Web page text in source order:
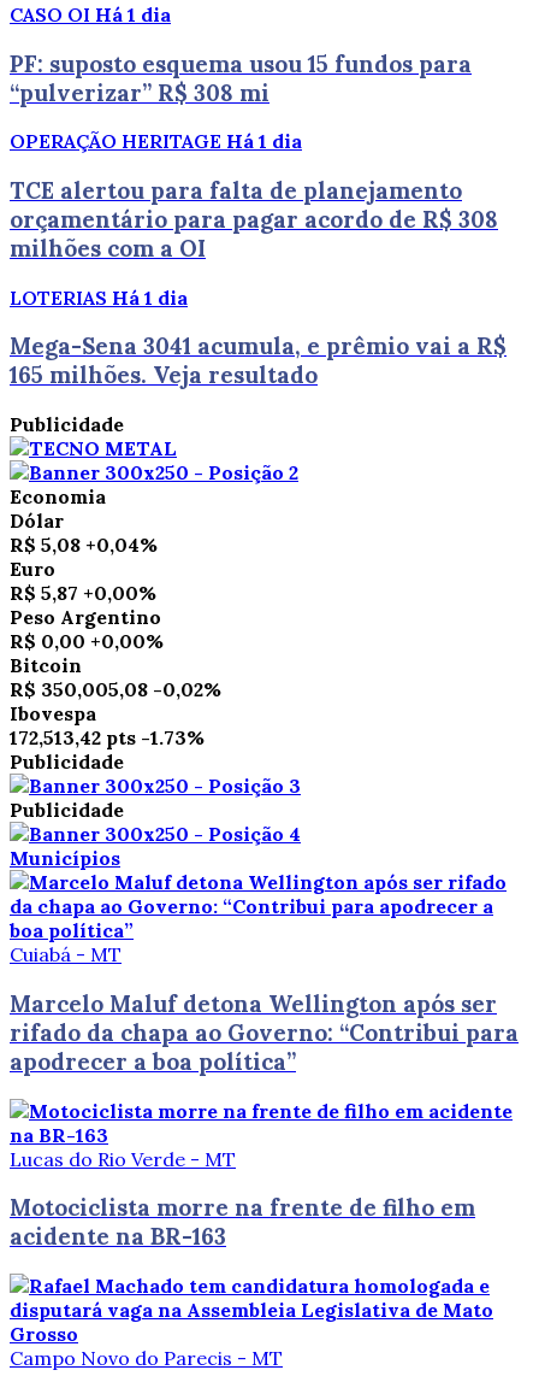
CASO OI Há 1 dia
PF: suposto esquema usou 15 fundos para
“pulverizar” R$ 308 mi
OPERAÇÃO HERITAGE Há 1 dia
TCE alertou para falta de planejamento
orçamentário para pagar acordo de R$ 308
milhões com a OI
LOTERIAS Há 1 dia
Mega-Sena 3041 acumula, e prêmio vai a R$
165 milhões. Veja resultado
Publicidade
Economia
Dólar
R$ 5,08 +0,04%
Euro
R$ 5,87 +0,00%
Peso Argentino
R$ 0,00 +0,00%
Bitcoin
R$ 350,005,08 -0,02%
Ibovespa
172,513,42 pts -1.73%
Publicidade
Publicidade
Municípios
Cuiabá - MT
Marcelo Maluf detona Wellington após ser
rifado da chapa ao Governo: “Contribui para
apodrecer a boa política”
Lucas do Rio Verde - MT
Motociclista morre na frente de filho em
acidente na BR-163
Campo Novo do Parecis - MT